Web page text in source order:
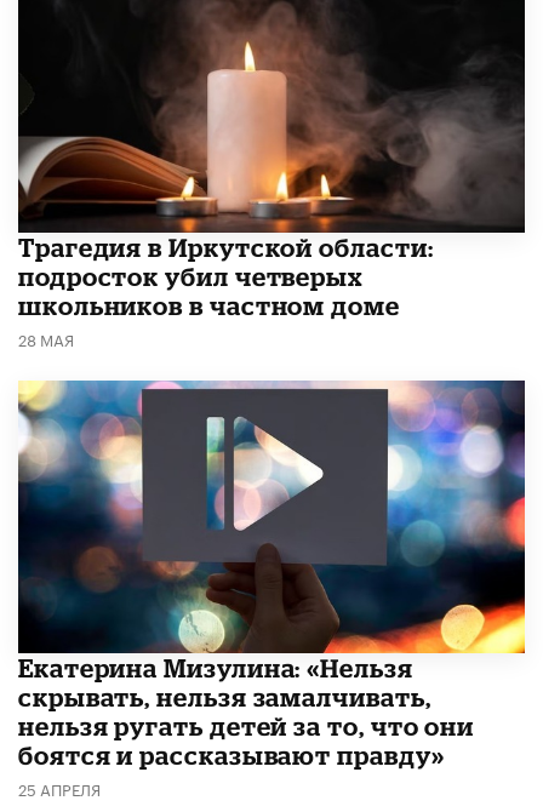
Трагедия в Иркутской области:
подросток убил четверых
школьников в частном доме
28 МАЯ
Екатерина Мизулина: «Нельзя
скрывать, нельзя замалчивать,
нельзя ругать детей за то, что они
боятся и рассказывают правду»
25 АПРЕЛЯ